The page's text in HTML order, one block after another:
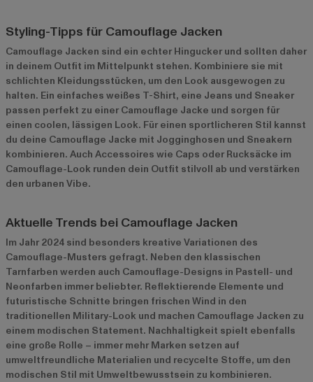
Styling-Tipps für Camouflage Jacken
Camouflage Jacken sind ein echter Hingucker und sollten daher
in deinem Outfit im Mittelpunkt stehen. Kombiniere sie mit
schlichten Kleidungsstücken, um den Look ausgewogen zu
halten. Ein einfaches weißes T-Shirt, eine Jeans und Sneaker
passen perfekt zu einer Camouflage Jacke und sorgen für
einen coolen, lässigen Look. Für einen sportlicheren Stil kannst
du deine Camouflage Jacke mit Jogginghosen und Sneakern
kombinieren. Auch Accessoires wie Caps oder Rucksäcke im
Camouflage-Look runden dein Outfit stilvoll ab und verstärken
den urbanen Vibe.
Aktuelle Trends bei Camouflage Jacken
Im Jahr 2024 sind besonders kreative Variationen des
Camouflage-Musters gefragt. Neben den klassischen
Tarnfarben werden auch Camouflage-Designs in Pastell- und
Neonfarben immer beliebter. Reflektierende Elemente und
futuristische Schnitte bringen frischen Wind in den
traditionellen Military-Look und machen Camouflage Jacken zu
einem modischen Statement. Nachhaltigkeit spielt ebenfalls
eine große Rolle – immer mehr Marken setzen auf
umweltfreundliche Materialien und recycelte Stoffe, um den
modischen Stil mit Umweltbewusstsein zu kombinieren.